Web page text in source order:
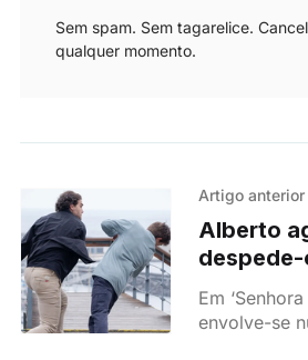
Sem spam. Sem tagarelice.
qualquer momento.
Artigo anterior
Alberto
despede-
'Senhora
Em
envolve-se